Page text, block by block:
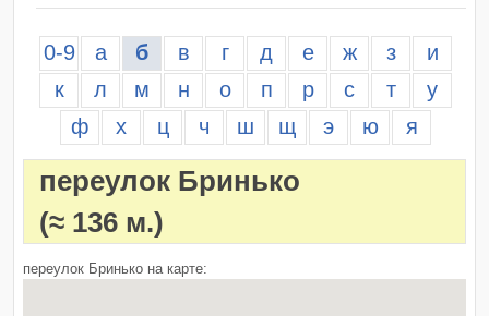
0-9 а б в г д е ж з
и
к
л м н о п р с т
у
ф
х ц ч ш щ э ю я
переулок Бринько
(≈ 136 м.)
переулок Бринько на карте: